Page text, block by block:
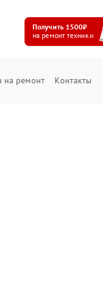
Получить 1500₽
на ремонт техники
на ремонт Контакты